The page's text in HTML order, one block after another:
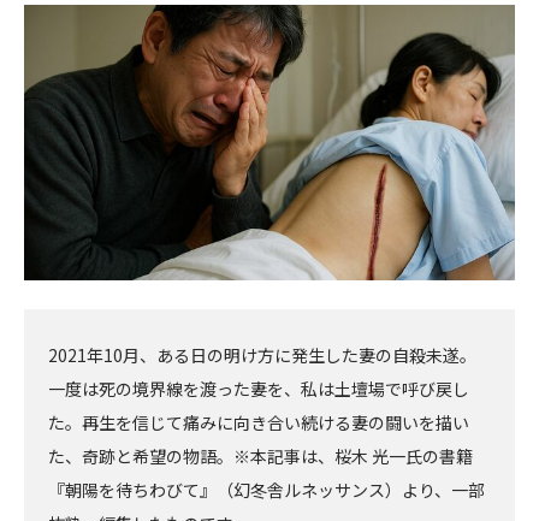
事
へ
2021年10月、ある日の明け方に発生した妻の自殺未遂。
一度は死の境界線を渡った妻を、私は土壇場で呼び戻し
た。再生を信じて痛みに向き合い続ける妻の闘いを描い
た、奇跡と希望の物語。※本記事は、桜木 光一氏の書籍
『朝陽を待ちわびて』（幻冬舎ルネッサンス）より、一部